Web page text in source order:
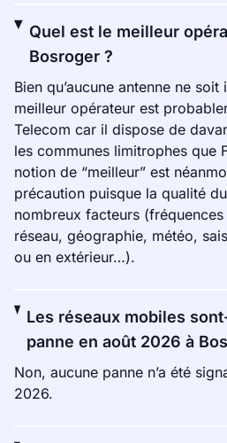
Quel est le meilleur
Bosroger ?
Bien qu’aucune antenne ne
meilleur opérateur est
Telecom car il dispose de
les communes limitrophes que
notion de “meilleur” est
précaution puisque la qualité
nombreux facteurs
réseau, géographie, météo,
ou en extérieur…).
Les réseaux mobiles
panne en août 2026 à
Non, aucune panne n’a été
2026.